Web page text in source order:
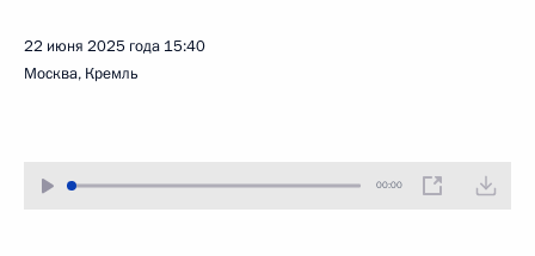
22 июня 2025 года 15:40
Москва, Кремль
00:00